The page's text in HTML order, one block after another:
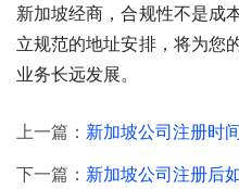
新加坡经商，合规性不是成
立规范的地址安排，将为您
业务长远发展。
上一篇： 新加坡公司注册时
下一篇： 新加坡公司注册后